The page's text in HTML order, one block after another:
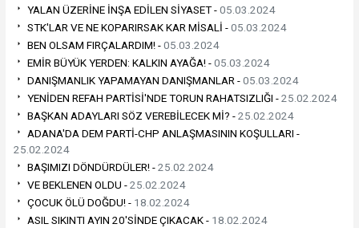
YALAN ÜZERİNE İNŞA EDİLEN SİYASET -05.03.2024
STK'LAR VE NE KOPARIRSAK KAR MİSALİ -05.03.2024
BEN OLSAM FIRÇALARDIM! -05.03.2024
EMİR BÜYÜK YERDEN: KALKIN AYAĞA! -05.03.2024
DANIŞMANLIK YAPAMAYAN DANIŞMANLAR -05.03.2024
YENİDEN REFAH PARTİSİ'NDE TORUN RAHATSIZLIĞI -25.02.2024
BAŞKAN ADAYLARI SÖZ VEREBİLECEK Mİ? -25.02.2024
ADANA'DA DEM PARTİ-CHP ANLAŞMASININ KOŞULLARI -
25.02.2024
BAŞIMIZI DÖNDÜRDÜLER! -25.02.2024
VE BEKLENEN OLDU -25.02.2024
ÇOCUK ÖLÜ DOĞDU! - 18.02.2024
ASIL SIKINTI AYIN 20'SİNDE ÇIKACAK - 18.02.2024